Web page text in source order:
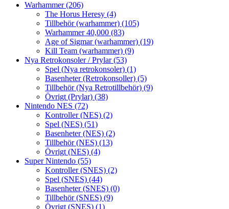
Warhammer(206)
The Horus Heresy (4)
Tillbehör (warhammer) (105)
Warhammer 40,000 (83)
Age of Sigmar (warhammer) (19)
Kill Team (warhammer) (9)
Nya Retrokonsoler / Prylar(53)
Spel (Nya retrokonsoler) (1)
Basenheter (Retrokonsoller) (5)
Tillbehör (Nya Retrotillbehör) (9)
Övrigt (Prylar) (38)
Nintendo NES (72)
Kontroller (NES) (2)
Spel (NES) (51)
Basenheter (NES) (2)
Tillbehör (NES) (13)
Övrigt (NES) (4)
Super Nintendo (55)
Kontroller (SNES) (2)
Spel (SNES) (44)
Basenheter (SNES) (0)
Tillbehör (SNES) (9)
Övrigt (SNES) (1)